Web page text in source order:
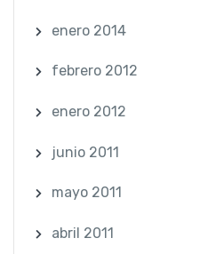
enero 2014
febrero 2012
enero 2012
junio 2011
mayo 2011
abril 2011